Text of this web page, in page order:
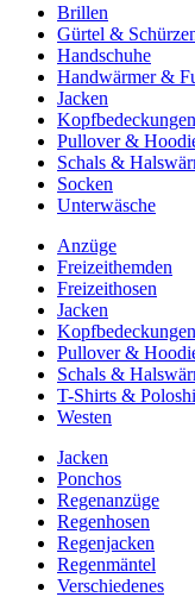
Brillen
Gürtel &
Handschuhe
Handwärmer &
Jacken
Kopfbedeckungen
Pullover &
Schals &
Socken
Unterwäsche
Anzüge
Freizeithemden
Freizeithosen
Jacken
Kopfbedeckungen
Pullover &
Schals &
T-Shirts &
Westen
Jacken
Ponchos
Regenanzüge
Regenhosen
Regenjacken
Regenmäntel
Verschiedenes